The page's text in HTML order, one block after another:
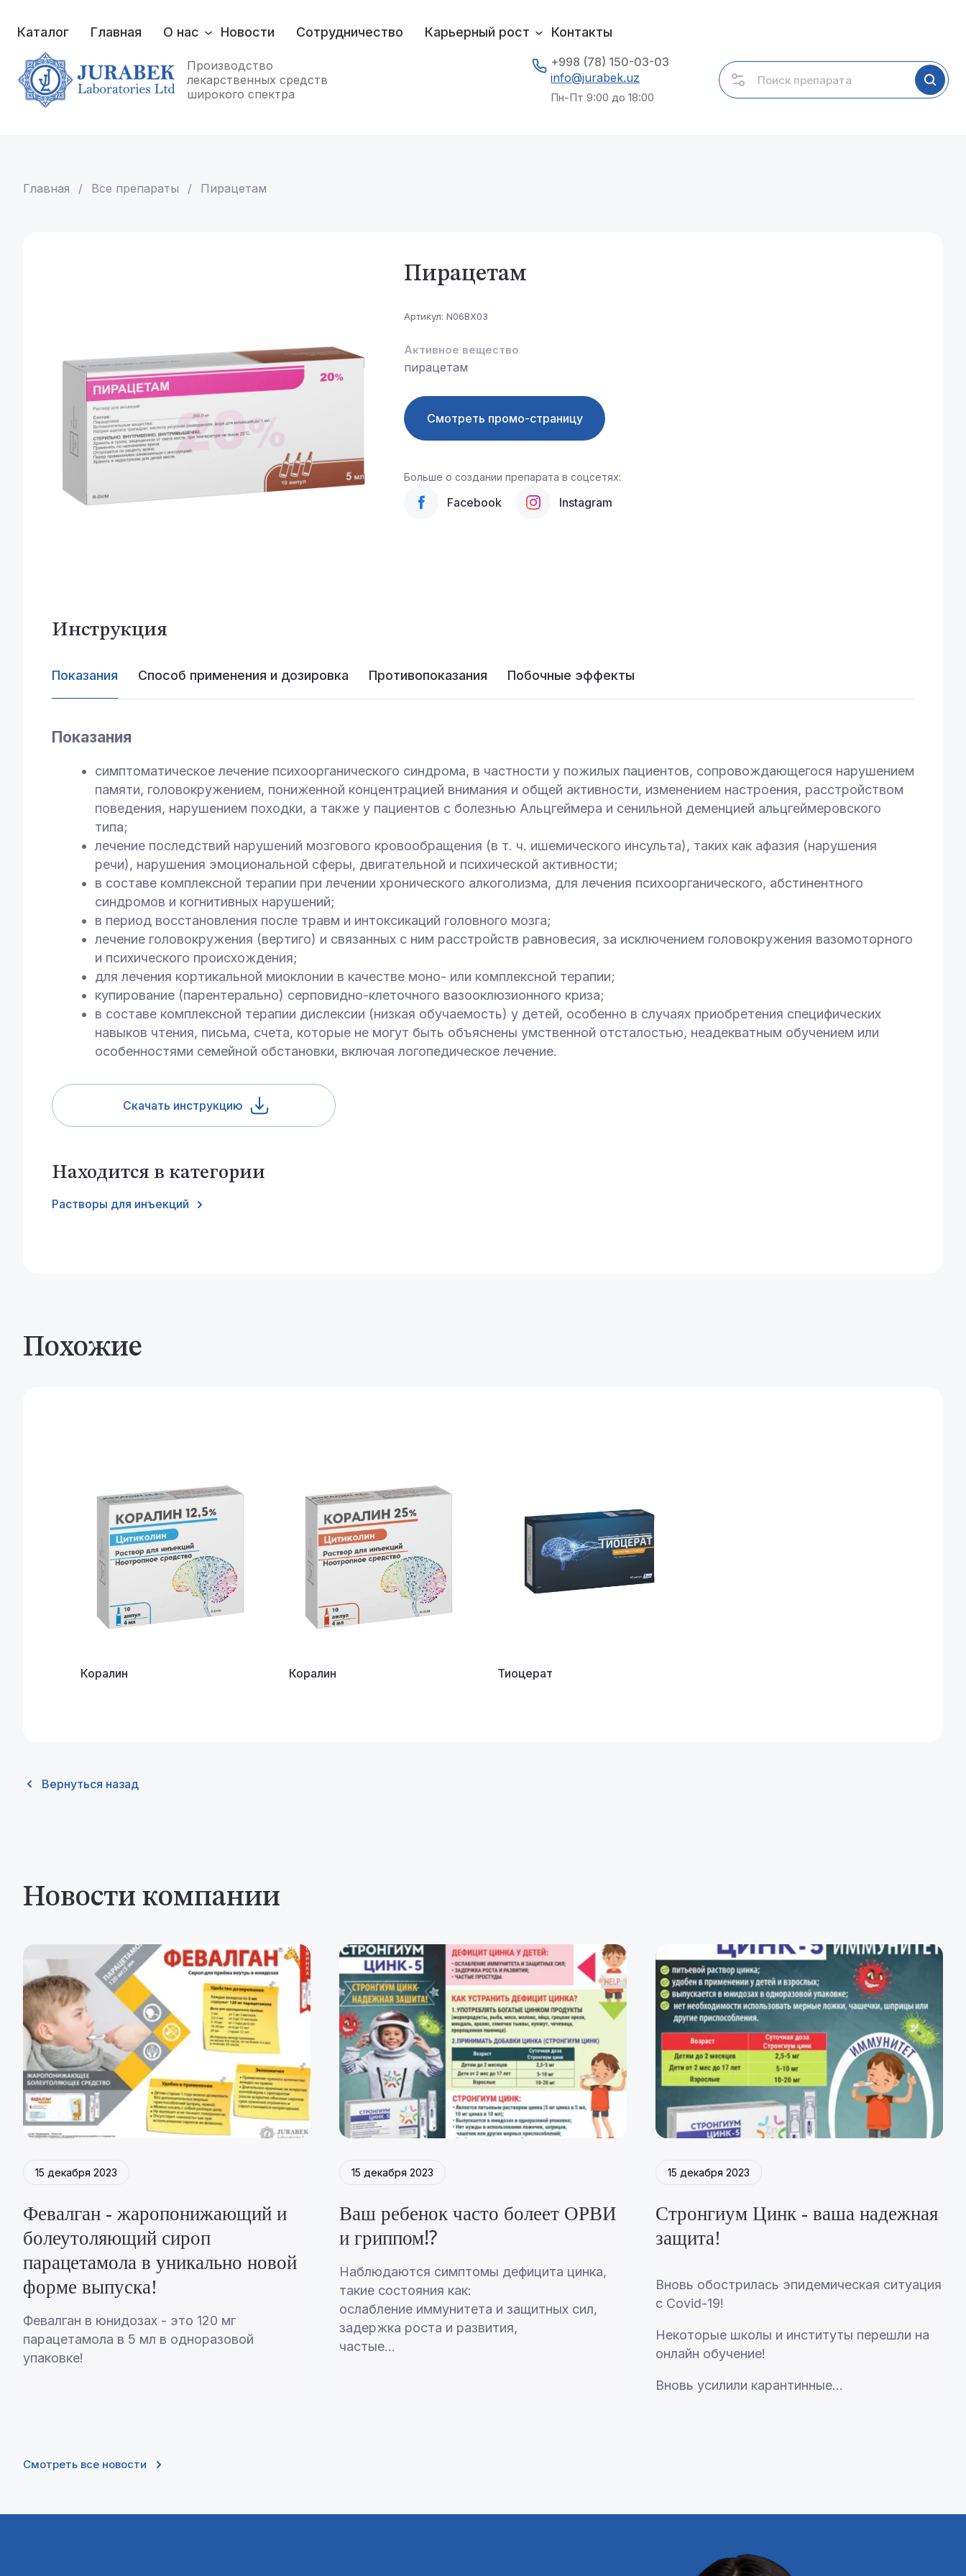
Каталог Главная О нас Новости Сотрудничество Карьерный рост Контакты
Производство
лекарственных средств
широкого спектра
+998 (78) 150-03-03
info@jurabek.uz
Пн-Пт 9:00 до 18:00
Главная / Все препараты / Пирацетам
Пирацетам
Артикул: N06BX03
Активное вещество
пирацетам
Смотреть промо-страницу
Больше о создании препарата в соцсетях:
Facebook Instagram
Инструкция
Показания Способ применения и дозировка Противопоказания Побочные эффекты
Показания
симптоматическое лечение психоорганического синдрома, в частности у пожилых пациентов, сопровождающегося нарушением
памяти, головокружением, пониженной концентрацией внимания и общей активности, изменением настроения, расстройством
поведения, нарушением походки, а также у пациентов с болезнью Альцгеймера и сенильной деменцией альцгеймеровского
типа;
лечение последствий нарушений мозгового кровообращения (в т. ч. ишемического инсульта), таких как афазия (нарушения
речи), нарушения эмоциональной сферы, двигательной и психической активности;
в составе комплексной терапии при лечении хронического алкоголизма, для лечения психоорганического, абстинентного
синдромов и когнитивных нарушений;
в период восстановления после травм и интоксикаций головного мозга;
лечение головокружения (вертиго) и связанных с ним расстройств равновесия, за исключением головокружения вазомоторного
и психического происхождения;
для лечения кортикальной миоклонии в качестве моно- или комплексной терапии;
купирование (парентерально) серповидно-клеточного вазооклюзионного криза;
в составе комплексной терапии дислексии (низкая обучаемость) у детей, особенно в случаях приобретения специфических
навыков чтения, письма, счета, которые не могут быть объяснены умственной отсталостью, неадекватным обучением или
особенностями семейной обстановки, включая логопедическое лечение.
Скачать инструкцию
Находится в категории
Растворы для инъекций
Похожие
Коралин Коралин Тиоцерат
Вернуться назад
Новости компании
15 декабря 2023
Февалган - жаропонижающий и
болеутоляющий сироп
парацетамола в уникально новой
форме выпуска!
Февалган в юнидозах - это 120 мг
парацетамола в 5 мл в одноразовой
упаковке!
15 декабря 2023
Ваш ребенок часто болеет ОРВИ
и гриппом⁉️
Наблюдаются симптомы дефицита цинка,
такие состояния как:
ослабление иммунитета и защитных сил,
задержка роста и развития,
частые...
15 декабря 2023
Стронгиум Цинк - ваша надежная
защита!
Вновь обострилась эпидемическая ситуация
с Covid-19!
Некоторые школы и институты перешли на
онлайн обучение!
Вновь усилили карантинные...
Смотреть все новости